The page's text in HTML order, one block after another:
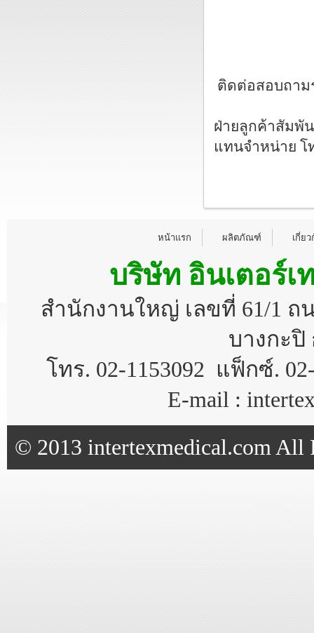
ติดต่อสอบถาม
ฝ่ายลูกค้าสัมพั
แทนจำหน่าย โ
หน้าแรก ผลิตภัณฑ์ เกี่ยว
บริษัท อินเตอร์เ
สำนักงานใหญ่ เลขที่ 61/1
บางกะปิ
โทร. 02-1153092 แฟ็กซ์.
E-mail :
© 2013 intertexmedical.com